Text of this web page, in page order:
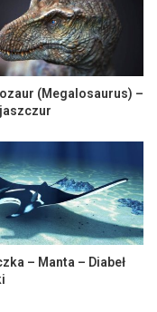
(Megalosaurus) –
– Manta – Diabeł